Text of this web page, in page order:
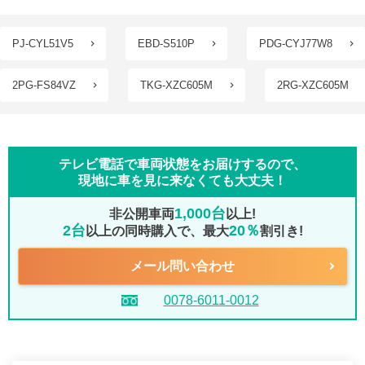
PJ-CYL51V5 EBD-S510P PDG-CYJ77W8
2PG-FS84VZ TKG-XZC605M 2RG-XZC605M
テレビ電話で車両状態をお届けするので、
現地に車を見に来なくても大丈夫！
非公開車両1,000台 以上!
2台 以上の同時購入で、最大20％割引き!
メール問い合わせ
0078-6011-0012